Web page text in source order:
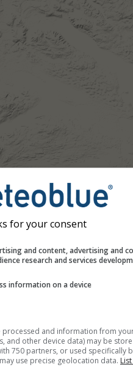
for your consent
and content, advertising and
research and services
information on a device
and information from
and other device data) may be
750 partners, or used specifically
use precise geolocation data.